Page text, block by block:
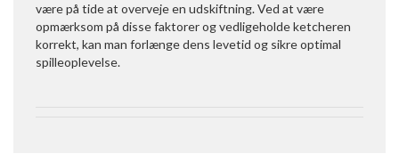
være på tide at overveje en udskiftning. Ved at være
opmærksom på disse faktorer og vedligeholde ketcheren
korrekt, kan man forlænge dens levetid og sikre optimal
spilleoplevelse.